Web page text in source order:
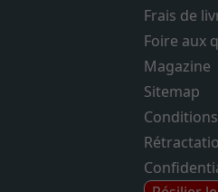
Frais de
Foire aux
Magazine
Sitemap